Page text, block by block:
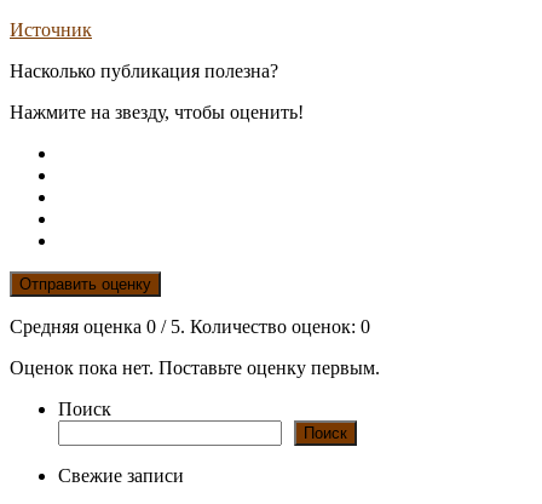
Источник
Насколько публикация полезна?
Нажмите на звезду, чтобы оценить!
Отправить оценку
Средняя оценка 0 / 5. Количество оценок: 0
Оценок пока нет. Поставьте оценку первым.
Поиск
Поиск
Свежие записи